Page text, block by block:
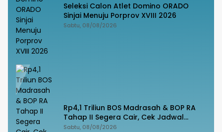
Seleksi Calon Atlet Domino ORADO
Sinjai Menuju Porprov XVIII 2026
Sabtu, 08/08/2026
Rp4,1 Triliun BOS Madrasah & BOP RA
Tahap II Segera Cair, Cek Jadwal
Pengajuannya!
Sabtu, 08/08/2026